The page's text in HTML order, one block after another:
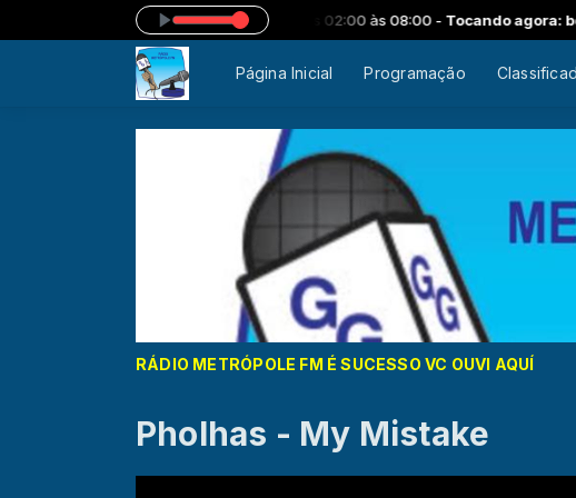
FM - ESPECIAL GOSPEL das 02:00 às 08:00 -Tocando agora: bem mais que
Página Inicial Programação
RÁDIO METRÓPOLE FM É SUCESSO VC OUVI AQUÍ
Pholhas - My Mistake